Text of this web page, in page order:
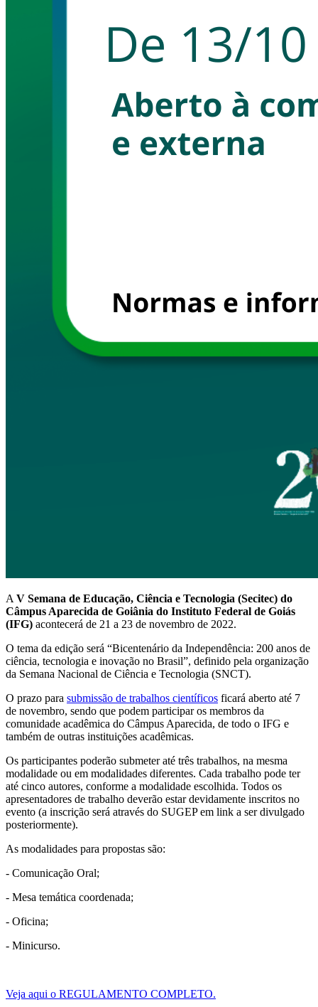
A V Semana de Educação, Ciência e Tecnologia (Secitec) do
Câmpus Aparecida de Goiânia do Instituto Federal de Goiás
(IFG) acontecerá de 21 a 23 de novembro de 2022.
O tema da edição será “Bicentenário da Independência: 200 anos de
ciência, tecnologia e inovação no Brasil”, definido pela organização
da Semana Nacional de Ciência e Tecnologia (SNCT).
O prazo para submissão de trabalhos científicos ficará aberto até 7
de novembro, sendo que podem participar os membros da
comunidade acadêmica do Câmpus Aparecida, de todo o IFG e
também de outras instituições acadêmicas.
Os participantes poderão submeter até três trabalhos, na mesma
modalidade ou em modalidades diferentes. Cada trabalho pode ter
até cinco autores, conforme a modalidade escolhida. Todos os
apresentadores de trabalho deverão estar devidamente inscritos no
evento (a inscrição será através do SUGEP em link a ser divulgado
posteriormente).
As modalidades para propostas são:
- Comunicação Oral;
- Mesa temática coordenada;
- Oficina;
- Minicurso.
Veja aqui o REGULAMENTO COMPLETO.